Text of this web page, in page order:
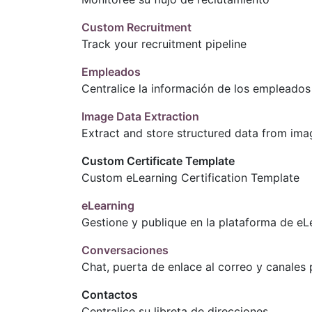
Custom Recruitment
Track your recruitment pipeline
Empleados
Centralice la información de los empleados
Image Data Extraction
Extract and store structured data from
Custom Certificate Template
Custom eLearning Certification Template
eLearning
Gestione y publique en la plataforma de
Conversaciones
Chat, puerta de enlace al correo y canales
Contactos